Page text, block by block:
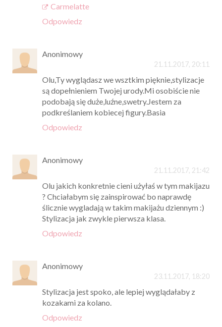
Carmelatte
Odpowiedz
Anonimowy
21.11.2017, 20:11
Olu,Ty wyglądasz we wsztkim pięknie,stylizacje
są dopełnieniem Twojej urody.Mi osobiście nie
podobają się duże,luźne,swetry.Jestem za
podkreślaniem kobiecej figury.Basia
Odpowiedz
Anonimowy
21.11.2017, 21:42
Olu jakich konkretnie cieni użyłaś w tym makijazu
? Chciałabym się zainspirować bo naprawdę
ślicznie wygladają w takim makijażu dziennym :)
Stylizacja jak zwykle pierwsza klasa.
Odpowiedz
Anonimowy
23.11.2017, 18:20
Stylizacja jest spoko, ale lepiej wyglądałaby z
kozakami za kolano.
Odpowiedz